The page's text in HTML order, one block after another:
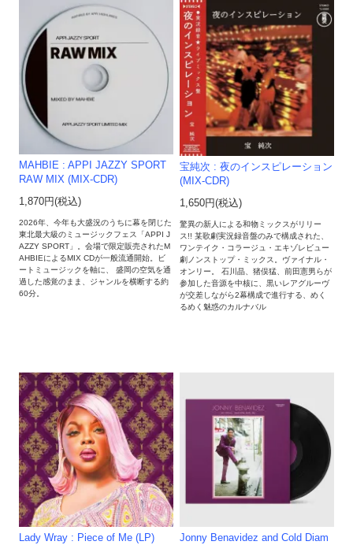
MAHBIE : APPI JAZZY SPORT
RAW MIX (MIX-CDR)
1,870円(税込)
2026年、今年も大盛況のうちに幕を閉じた
東北最大級のミュージックフェス「APPI J
AZZY SPORT」。会場で限定販売されたM
AHBIEによるMIX CDが一般流通開始。ビ
ートミュージックを軸に、 盛岡の空気を通
過した感覚のまま、ジャンルを横断する約
60分。
宝純次 : 夜のインスピレーション
(MIX-CDR)
1,650円(税込)
驚異の新人による和物ミックスがリリー
ス!! 某歌劇実況録音盤のみで構成された、
ワンテイク・コラージュ・エキゾレビュー
劇ノンストップ・ミックス。ヴァイナル・
オンリー。 石川晶、猪俣猛、前田憲男らが
参加した音源を中核に、黒いレアグルーヴ
が交差しながら2幕構成で進行する、めく
るめく魅惑のカルナバル
Lady Wray : Piece of Me (LP)
Jonny Benavidez and Cold Diam